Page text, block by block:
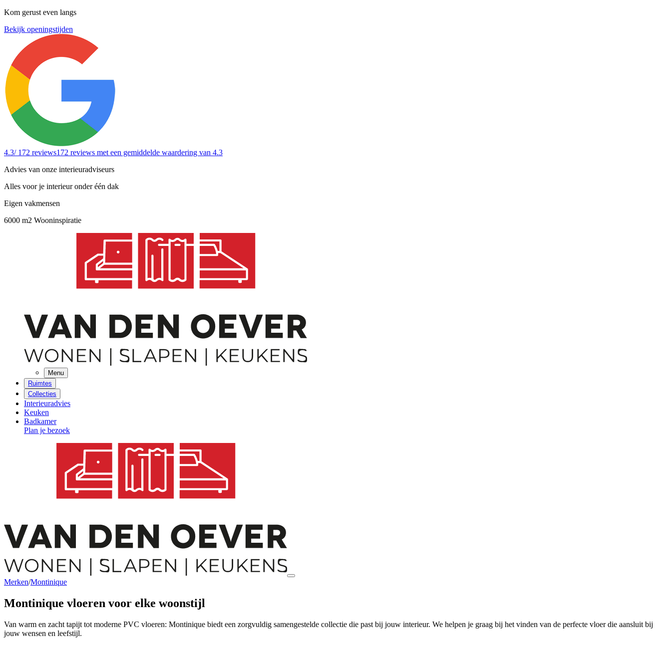
Kom gerust even langs
Bekijk openingstijden
4.3/ 172 reviews172 reviews met een gemiddelde waardering van 4.3
Advies van onze interieuradviseurs
Alles voor je interieur onder één dak
Eigen vakmensen
6000 m2 Wooninspiratie
Menu
Ruimtes
Collecties
Interieuradvies
Keuken
Badkamer
Plan je bezoek
Merken/Montinique
Montinique vloeren voor elke woonstijl
Van warm en zacht tapijt tot moderne PVC vloeren: Montinique biedt een zorgvuldig samengestelde collectie die past bij jouw interieur. We helpen je graag bij het vinden van de perfecte vloer die aansluit bij
jouw wensen en leefstijl.